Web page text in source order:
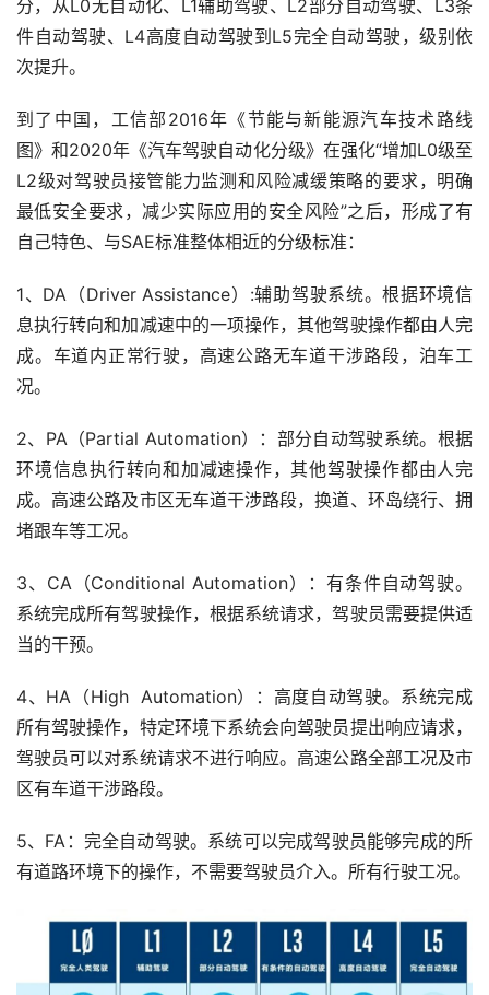
分，从L0无自动化、L1辅助驾驶、L2部分自动驾驶、L3条
件自动驾驶、L4高度自动驾驶到L5完全自动驾驶，级别依
次提升。
到了中国，工信部2016年《节能与新能源汽车技术路线
图》和2020年《汽车驾驶自动化分级》在强化“增加L0级至
L2级对驾驶员接管能力监测和风险减缓策略的要求，明确
最低安全要求，减少实际应用的安全风险”之后，形成了有
自己特色、与SAE标准整体相近的分级标准：
1、DA（Driver Assistance）:辅助驾驶系统。根据环境信
息执行转向和加减速中的一项操作，其他驾驶操作都由人完
成。车道内正常行驶，高速公路无车道干涉路段，泊车工
况。
2、PA（Partial Automation）：部分自动驾驶系统。根据
环境信息执行转向和加减速操作，其他驾驶操作都由人完
成。高速公路及市区无车道干涉路段，换道、环岛绕行、拥
堵跟车等工况。
3、CA（Conditional Automation）：有条件自动驾驶。
系统完成所有驾驶操作，根据系统请求，驾驶员需要提供适
当的干预。
4、HA（High  Automation）：高度自动驾驶。系统完成
所有驾驶操作，特定环境下系统会向驾驶员提出响应请求，
驾驶员可以对系统请求不进行响应。高速公路全部工况及市
区有车道干涉路段。
5、FA：完全自动驾驶。系统可以完成驾驶员能够完成的所
有道路环境下的操作，不需要驾驶员介入。所有行驶工况。